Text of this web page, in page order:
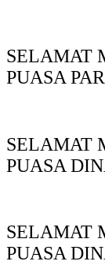
SELAMAT
PUASA
SELAMAT
PUASA
SELAMAT
PUASA